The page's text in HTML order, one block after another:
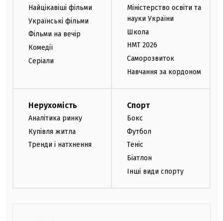
Найцікавіші фільми
Українські фільми
Фільми на вечір
Комедії
Серіали
Міністерство освіти та
науки України
Школа
НМТ 2026
Саморозвиток
Навчання за кордоном
Нерухомість
Аналітика ринку
Купівля житла
Тренди і натхнення
Спорт
Бокс
Футбол
Теніс
Біатлон
Інші види спорту